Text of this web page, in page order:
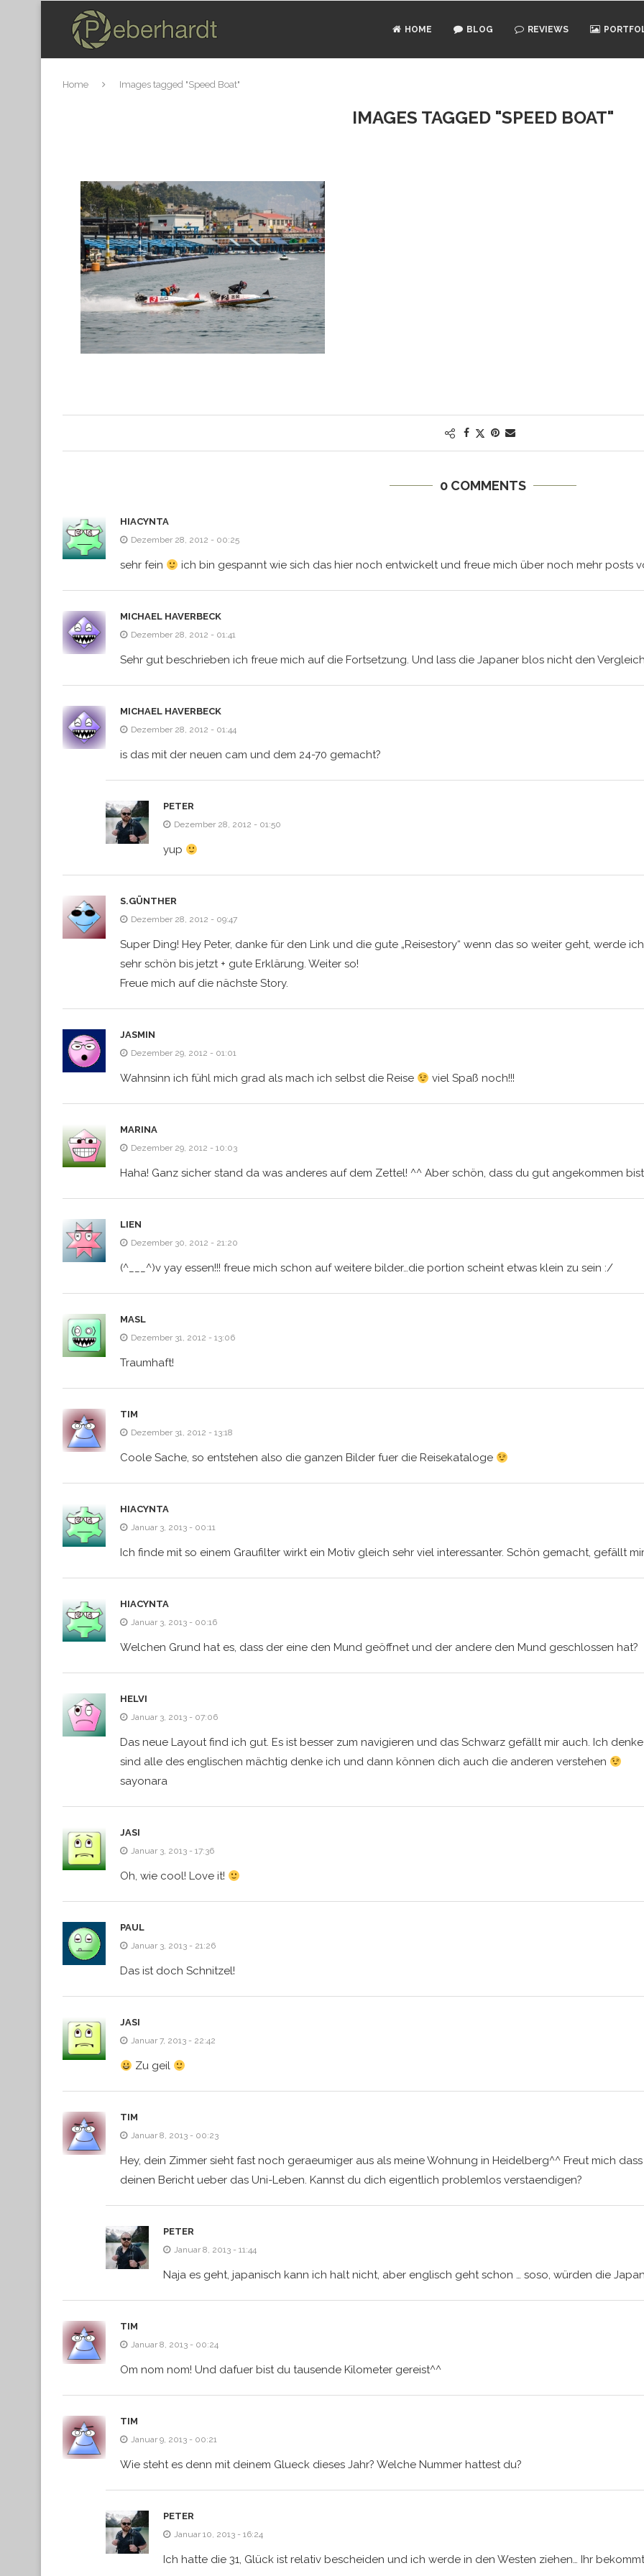
HOME BLOG REVIEWS
Home Images tagged "Speed Boat"
IMAGES TAGGED "SPEED BOAT"
0 COMMENTS
HIACYNTA
Dezember 28, 2012 - 00:25
sehr fein ich bin gespannt wie sich das hier noch entwickelt und freue mich über noch mehr posts
MICHAEL HAVERBECK
Dezember 28, 2012 - 01:41
Sehr gut beschrieben ich freue mich auf die Fortsetzung. Und lass die Japaner blos nicht den
MICHAEL HAVERBECK
Dezember 28, 2012 - 01:44
is das mit der neuen cam und dem 24-70 gemacht?
PETER
Dezember 28, 2012 - 01:50
yup
S.GÜNTHER
Dezember 28, 2012 - 09:47
Super Ding! Hey Peter, danke für den Link und die gute „Reisestory“ wenn das so weiter geht, werde
sehr schön bis jetzt + gute Erklärung. Weiter so!
Freue mich auf die nächste Story.
JASMIN
Dezember 29, 2012 - 01:01
Wahnsinn ich fühl mich grad als mach ich selbst die Reise viel Spaß noch!!!
MARINA
Dezember 29, 2012 - 10:03
Haha! Ganz sicher stand da was anderes auf dem Zettel! ^^ Aber schön, dass du gut angekommen
LIEN
Dezember 30, 2012 - 21:20
(^___^)v yay essen!!! freue mich schon auf weitere bilder…die portion scheint etwas klein zu sein :/
MASL
Dezember 31, 2012 - 13:06
Traumhaft!
TIM
Dezember 31, 2012 - 13:18
Coole Sache, so entstehen also die ganzen Bilder fuer die Reisekataloge
HIACYNTA
Januar 3, 2013 - 00:11
Ich finde mit so einem Graufilter wirkt ein Motiv gleich sehr viel interessanter. Schön gemacht, gefällt mir
HIACYNTA
Januar 3, 2013 - 00:16
Welchen Grund hat es, dass der eine den Mund geöffnet und der andere den Mund geschlossen hat?
HELVI
Januar 3, 2013 - 07:06
Das neue Layout find ich gut. Es ist besser zum navigieren und das Schwarz gefällt mir auch. Ich
sind alle des englischen mächtig denke ich und dann können dich auch die anderen verstehen
sayonara
JASI
Januar 3, 2013 - 17:36
Oh, wie cool! Love it!
PAUL
Januar 3, 2013 - 21:26
Das ist doch Schnitzel!
JASI
Januar 7, 2013 - 22:42
Zu geil
TIM
Januar 8, 2013 - 00:23
Hey, dein Zimmer sieht fast noch geraeumiger aus als meine Wohnung in Heidelberg^^ Freut mich
deinen Bericht ueber das Uni-Leben. Kannst du dich eigentlich problemlos verstaendigen?
PETER
Januar 8, 2013 - 11:44
Naja es geht, japanisch kann ich halt nicht, aber englisch geht schon … soso, würden die
TIM
Januar 8, 2013 - 00:24
Om nom nom! Und dafuer bist du tausende Kilometer gereist^^
TIM
Januar 9, 2013 - 00:21
Wie steht es denn mit deinem Glueck dieses Jahr? Welche Nummer hattest du?
PETER
Januar 10, 2013 - 16:24
Ich hatte die 31, Glück ist relativ bescheiden und ich werde in den Westen ziehen… Ihr